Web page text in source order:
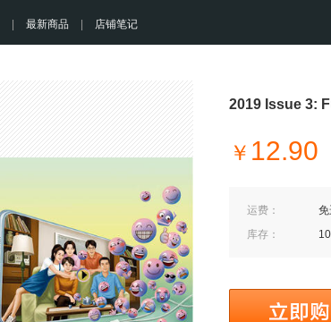
最新商品 店铺笔记
2019 Issue 3:
￥ 12.90
运费：
库存：